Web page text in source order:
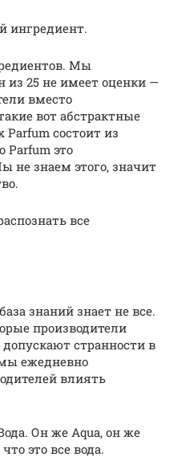
ингредиент.
Мы
из 25 не имеет оценки —
вместо
вот абстрактные
Parfum состоит из
Parfum это
не знаем этого, значит
все
знаний знает не все.
производители
странности в
ежедневно
влиять
Он же Aqua, он же
это все вода.